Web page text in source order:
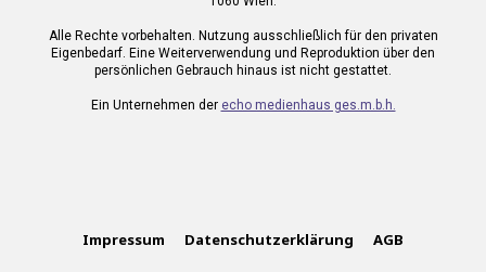
Alle Rechte vorbehalten. Nutzung ausschließlich für den privaten
Eigenbedarf. Eine Weiterverwendung und Reproduktion über den
persönlichen Gebrauch hinaus ist nicht gestattet.
Ein Unternehmen der echo medienhaus ges.m.b.h.
Impressum Datenschutzerklärung AGB